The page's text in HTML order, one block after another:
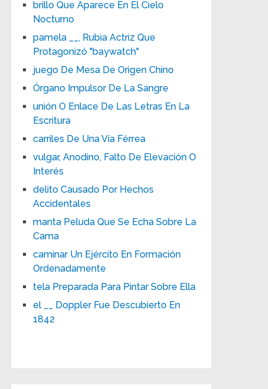
brillo Que Aparece En El Cielo
Nocturno
pamela __, Rubia Actriz Que
Protagonizó "baywatch"
juego De Mesa De Origen Chino
Órgano Impulsor De La Sangre
unión O Enlace De Las Letras En La
Escritura
carriles De Una Vía Férrea
vulgar, Anodino, Falto De Elevación O
Interés
delito Causado Por Hechos
Accidentales
manta Peluda Que Se Echa Sobre La
Cama
caminar Un Ejército En Formación
Ordenadamente
tela Preparada Para Pintar Sobre Ella
el __ Doppler Fue Descubierto En
1842